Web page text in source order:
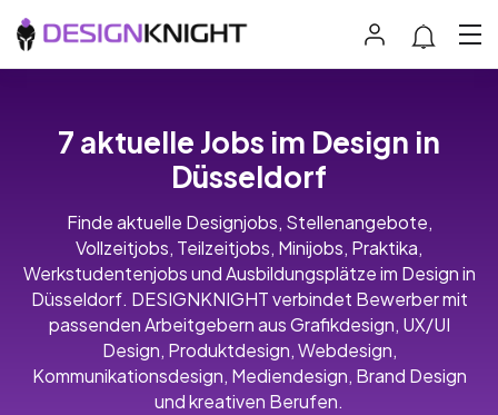
7 aktuelle Jobs im Design in
Düsseldorf
Finde aktuelle Designjobs, Stellenangebote,
Vollzeitjobs, Teilzeitjobs, Minijobs, Praktika,
Werkstudentenjobs und Ausbildungsplätze im Design in
Düsseldorf. DESIGNKNIGHT verbindet Bewerber mit
passenden Arbeitgebern aus Grafikdesign, UX/UI
Design, Produktdesign, Webdesign,
Kommunikationsdesign, Mediendesign, Brand Design
und kreativen Berufen.